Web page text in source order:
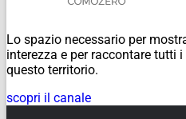
Lo spazio necessario per
interezza e per raccontare tutti
questo territorio.
scopri il canale